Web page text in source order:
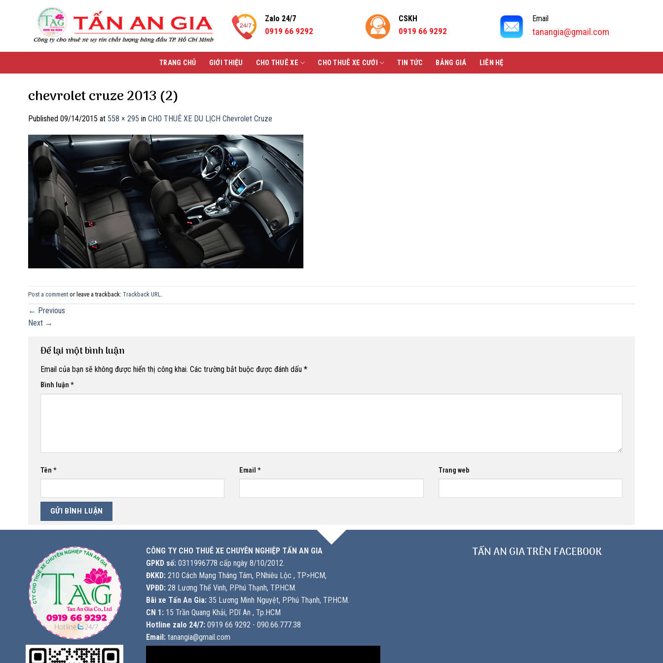
Zalo 24/7
0919 66 9292
CSKH
0919 66 9292
Email
tanangia@gmail.com
TRANG CHỦ GIỚI THIỆU CHO THUÊ XE CHO THUÊ XE CƯỚI TIN TỨC BẢNG GIÁ LIÊN HỆ
chevrolet cruze 2013 (2)
Published 09/14/2015 at 558 × 295 in CHO THUÊ XE DU LỊCH Chevrolet Cruze
Post a comment or leave a trackback: Trackback URL
← Previous
Next →
Để lại một bình luận
Email của bạn sẽ không được hiển thị công khai. Các trường bắt buộc được đánh dấu *
Bình luận *
Tên * Email* Trang web
CÔNG TY CHO THUÊ XE CHUYÊN NGHIỆP TẤN AN GIA
GPKD số: 0311996778 cấp ngày 8/10/2012.
ĐKKD: 210 Cách Mạng Tháng Tám, P.Nhiêu Lộc , TP>HCM,
VPĐD: 28 Lương Thế Vinh, P.Phú Thạnh, TP.HCM.
Bãi xe Tấn An Gia: 35 Lương Minh Nguyệt, P.Phú Thạnh, TP.HCM.
CN 1: 15 Trần Quang Khải, P.Dĩ An , Tp.HCM
Hotline zalo 24/7: 0919 66 9292 - 090.66.777.38
Email: tanangia@gmail.com
TẤN AN GIA TRÊN FACEBOOK